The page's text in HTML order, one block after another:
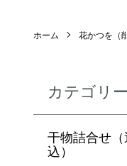
ホーム 花かつを（
カテゴリー
干物詰合せ
込）